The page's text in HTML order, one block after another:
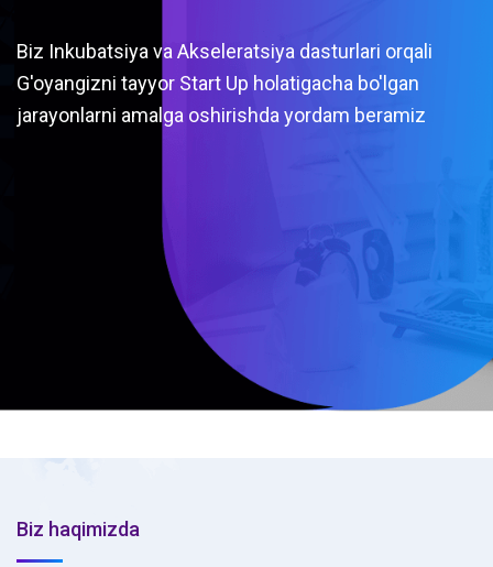
Biz Inkubatsiya va Akseleratsiya dasturlari orqali
G'oyangizni tayyor Start Up holatigacha bo'lgan
jarayonlarni amalga oshirishda yordam beramiz
Biz haqimizda